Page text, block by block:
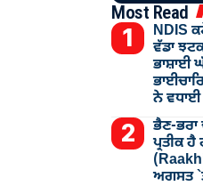
Most Read
NDIS
ਵੱਡਾ
ਭਾਸ਼ਾਈ
ਨੇ ਵਧਾਈ
ਭੈਣ-ਭਰਾ
ਪ੍ਰਤੀਕ
ਅਗਸਤ